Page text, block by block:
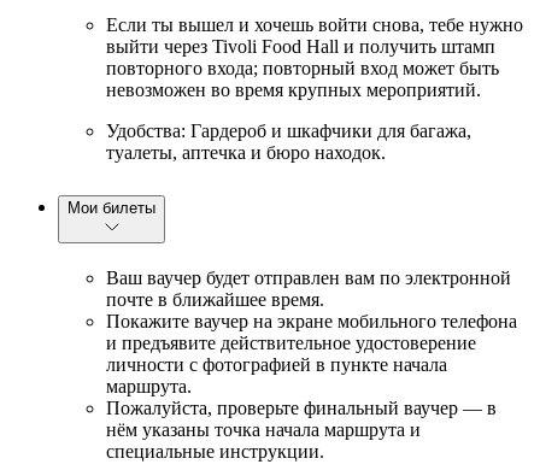
Если ты вышел и хочешь войти снова, тебе нужно
выйти через Tivoli Food Hall и получить штамп
повторного входа; повторный вход может быть
невозможен во время крупных мероприятий.
Удобства: Гардероб и шкафчики для багажа,
туалеты, аптечка и бюро находок.
Мои билеты
Ваш ваучер будет отправлен вам по электронной
почте в ближайшее время.
Покажите ваучер на экране мобильного телефона
и предъявите действительное удостоверение
личности с фотографией в пункте начала
маршрута.
Пожалуйста, проверьте финальный ваучер — в
нём указаны точка начала маршрута и
специальные инструкции.